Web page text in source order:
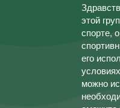
этой
спорте,
его
можно